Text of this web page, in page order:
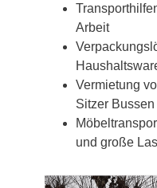
Arbeit
Vermietung
Sitzer Bussen
und große